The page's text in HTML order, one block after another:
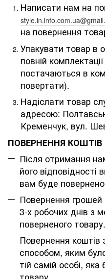
Написати нам на
на повернення
Упакувати товар в
повній
постачаються в
повертати).
Надіслати товар
адресою:
Кременчук, вул.
ПОВЕРНЕННЯ КОШТІВ
Після отримання
його
вам буде повернено
Повернення грошей
3-х робочих днів з
поверненого товару.
Повернення
способом, яким
тій самій особі,